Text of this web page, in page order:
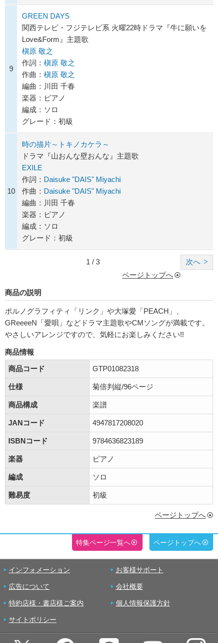
9
GREEN DAYS
関西テレビ・フジテレビ系 火曜22時ドラマ『牛に願いを
Love&Form』主題歌
槇原 敬之
作詞： 槇原 敬之
作曲： 槇原 敬之
編曲：川田 千春
楽器：ピアノ
編成：ソロ
グレード：初級
10
時の描片～トキノカケラ～
ドラマ『山おんな壁おんな』主題歌
EXILE
作詞： Daisuke "DAIS" Miyachi
作曲： Daisuke "DAIS" Miyachi
編曲：川田 千春
楽器：ピアノ
編成：ソロ
グレード：初級
次へ
1 / 3
ページトップへ
商品の説明
ポルノグラフィティ「リンク」や大塚愛「PEACH」、
GReeeeN「愛唄」などドラマ主題歌やCMソングが満載です。
やさしいアレンジですので、気軽にお楽しみください!!
商品情報
商品コード
GTP01082318
仕様 菊倍判縦/96ページ
商品構成 楽譜
JANコード 4947817208020
ISBNコード 9784636823189
楽器 ピアノ
編成 ソロ
難易度 初級
ページトップへ
特集ページ一覧へ ページトップへ
インフォメーション お客様サポート
広告について 会社概要
特約店様・書店様ご案内 個人情報保護方針
サイトポリシー